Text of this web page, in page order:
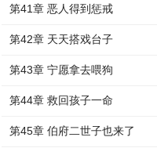
第41章 恶人得到惩戒
第42章 天天搭戏台子
第43章 宁愿拿去喂狗
第44章 救回孩子一命
第45章 伯府二世子也来了